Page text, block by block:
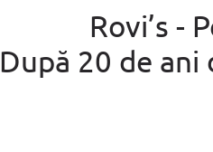
Rovi’s -
După 20 de ani